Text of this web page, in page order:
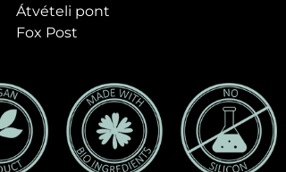
Átvételi pont
Fox Post